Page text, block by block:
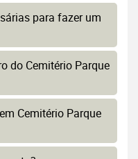
para fazer um
do Cemitério Parque
Cemitério Parque